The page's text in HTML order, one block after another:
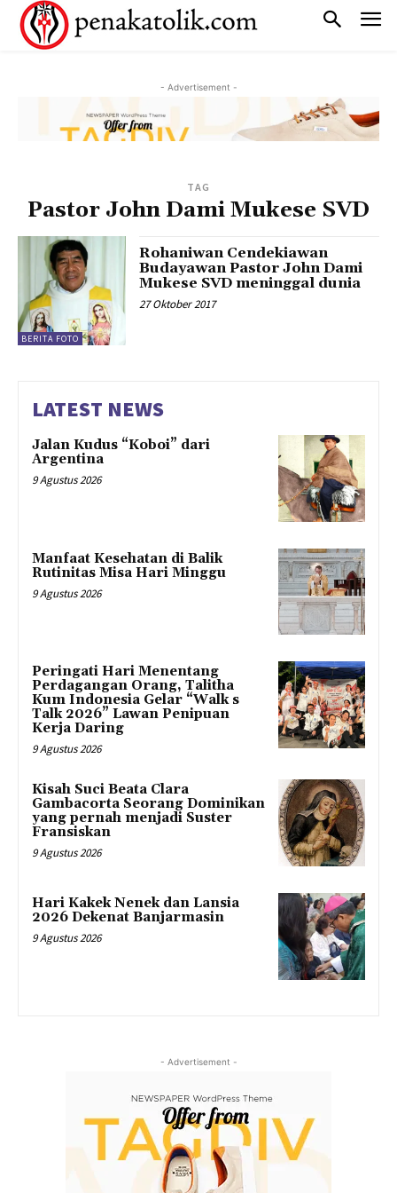
- Advertisement -
TAG
Pastor John Dami Mukese SVD
BERITA FOTO
Rohaniwan Cendekiawan
Budayawan Pastor John Dami
Mukese SVD meninggal dunia
27 Oktober 2017
LATEST NEWS
Jalan Kudus “Koboi” dari
Argentina
9 Agustus 2026
Manfaat Kesehatan di Balik
Rutinitas Misa Hari Minggu
9 Agustus 2026
Peringati Hari Menentang
Perdagangan Orang, Talitha
Kum Indonesia Gelar “Walk s
Talk 2026” Lawan Penipuan
Kerja Daring
9 Agustus 2026
Kisah Suci Beata Clara
Gambacorta Seorang Dominikan
yang pernah menjadi Suster
Fransiskan
9 Agustus 2026
Hari Kakek Nenek dan Lansia
2026 Dekenat Banjarmasin
9 Agustus 2026
- Advertisement -